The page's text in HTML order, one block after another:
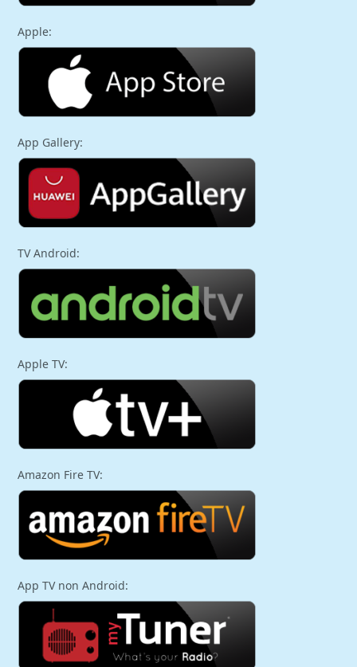
Apple:
App Gallery:
TV Android:
Apple TV:
Amazon Fire TV:
App TV non Android: